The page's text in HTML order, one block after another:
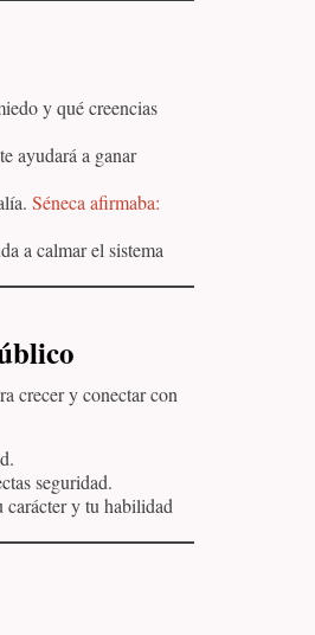
y qué creencias
ayudará a ganar
Séneca afirmaba:
a calmar el sistema
crecer y conectar con
seguridad.
carácter y tu habilidad